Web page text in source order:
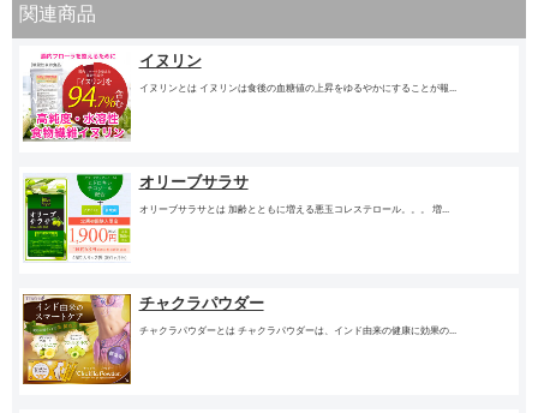
関連商品
イヌリン
イヌリンとは イヌリンは食後の血糖値の上昇をゆるやかにすることが報...
オリーブサラサ
オリーブサラサとは 加齢とともに増える悪玉コレステロール。。。 増...
チャクラパウダー
チャクラパウダーとは チャクラパウダーは、インド由来の健康に効果の...